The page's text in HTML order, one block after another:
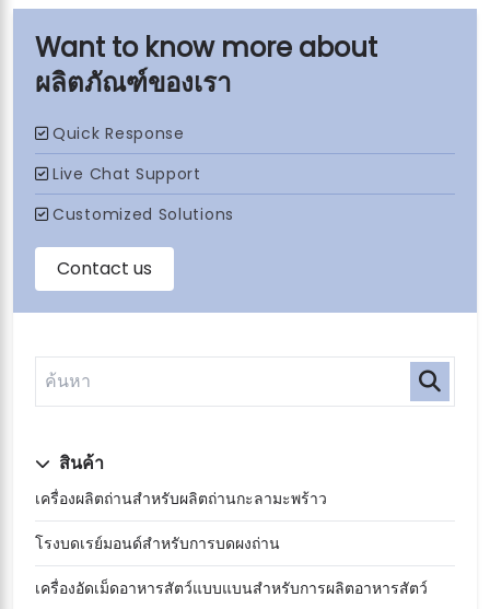
ผลิตภัณฑ์ของเรา
สินค้า
เครื่องผลิตถ่านสำหรับผลิตถ่านกะลามะพร้าว
โรงบดเรย์มอนด์สำหรับการบดผงถ่าน
เครื่องอัดเม็ดอาหารสัตว์แบบแบนสำหรับการผลิตอาหารสัตว์